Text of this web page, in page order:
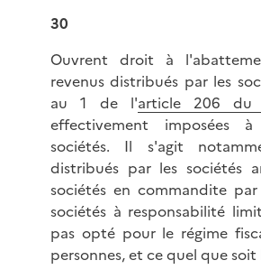
30
Ouvrent droit à
revenus distribués par les
au 1 de l'article 206 du
effectivement imposées
sociétés. Il s'agit
distribués par les sociétés
sociétés en commandite par
sociétés à responsabilité
pas opté pour le régime
personnes, et ce quel que